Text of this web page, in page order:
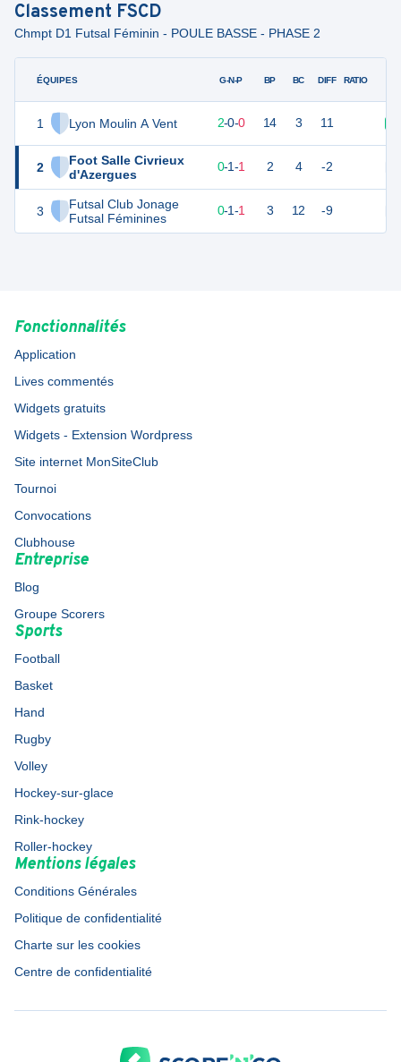
Classement FSCD
Chmpt D1 Futsal Féminin - POULE BASSE - PHASE 2
ÉQUIPES
1 Lyon Moulin A Vent
2
Foot Salle Civrieux
d'Azergues
3
Futsal Club Jonage
Futsal Féminines
G-N-P BP BC DIFF RATIO
6 2-0-0 14 3 11
1 0-1-1 2 4 -2
1 0-1-1 3 12 -9
Fonctionnalités
Application
Lives commentés
Widgets gratuits
Widgets - Extension Wordpress
Site internet MonSiteClub
Tournoi
Convocations
Clubhouse
Entreprise
Blog
Groupe Scorers
Sports
Football
Basket
Hand
Rugby
Volley
Hockey-sur-glace
Rink-hockey
Roller-hockey
Mentions légales
Conditions Générales
Politique de confidentialité
Charte sur les cookies
Centre de confidentialité